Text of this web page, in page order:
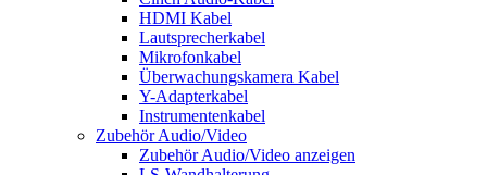
HDMI Kabel
Lautsprecherkabel
Mikrofonkabel
Überwachungskamera Kabel
Y-Adapterkabel
Instrumentenkabel
Zubehör Audio/Video
Zubehör Audio/Video anzeigen